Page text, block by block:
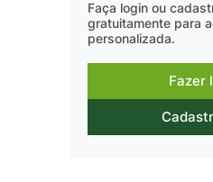
Faça login ou
gratuitamente para
personalizada.
Fazer